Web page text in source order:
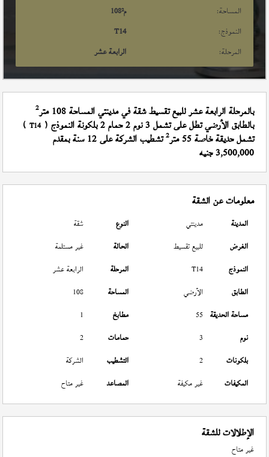
المساحة:
108م²
النموذج:
T14
المرحلة:
الرابعة عشر
بالمرحلة الرابعة عشر للبيع تقسيط شقة في مدينتي المساحة 108 متر 2
بالطابق الأرضي تطل على تشمل 3 نوم 2 حمام 2 بلكونة النموذج ( T14
)
تشمل حديقة خاصة 55 متر 2 تشطيب الشركة على 12 سنة بمقدم
3,500,000 جنيه
معلومات عن الشقة
المدينة مدينتي النوع
شقة
الغرض
للبيع تقسيط الحالة
غير مستلمة
النموذج
T14 المرحلة
الرابعة عشر
الطابق
الأرضي المساحة
108
مساحة الحديقة 55 مطابخ
1
نوم
3 حمامات
2
بلكونات
2 التشطيب
الشركة
المكيفات
غير مكيفة المصاعد غير متاح
الإطلالات للشقة
غير متاح